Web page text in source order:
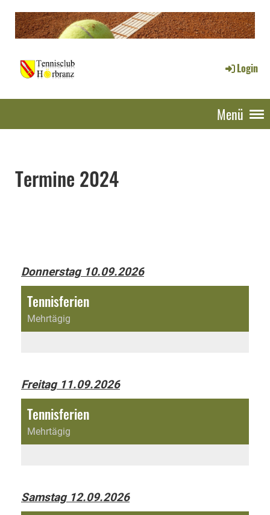
Login
Menü
Termine 2024
Donnerstag 10.09.2026
Tennisferien
Mehrtägig
Freitag 11.09.2026
Tennisferien
Mehrtägig
Samstag 12.09.2026